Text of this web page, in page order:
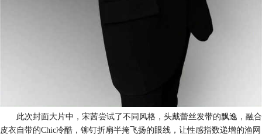
此次封面大片中，宋茜尝试了不同风格，头戴蕾丝发带的飘逸，融合
皮衣自带的Chic冷酷，铆钉折扇半掩飞扬的眼线，让性感指数递增的渔网